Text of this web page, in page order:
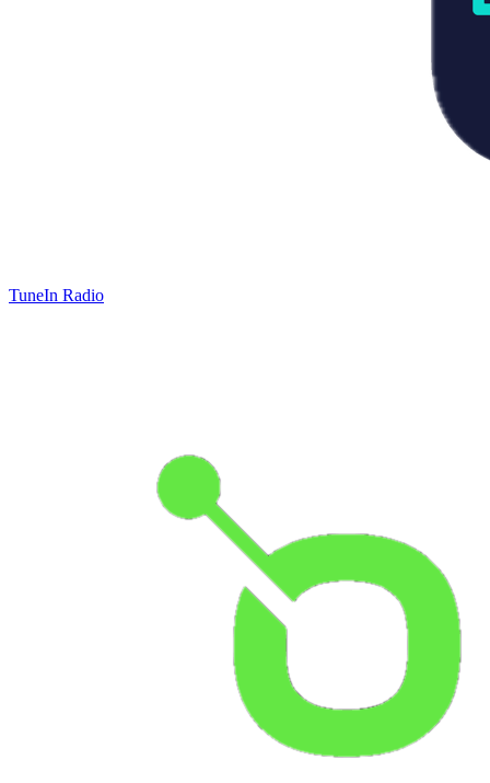
TuneIn Radio